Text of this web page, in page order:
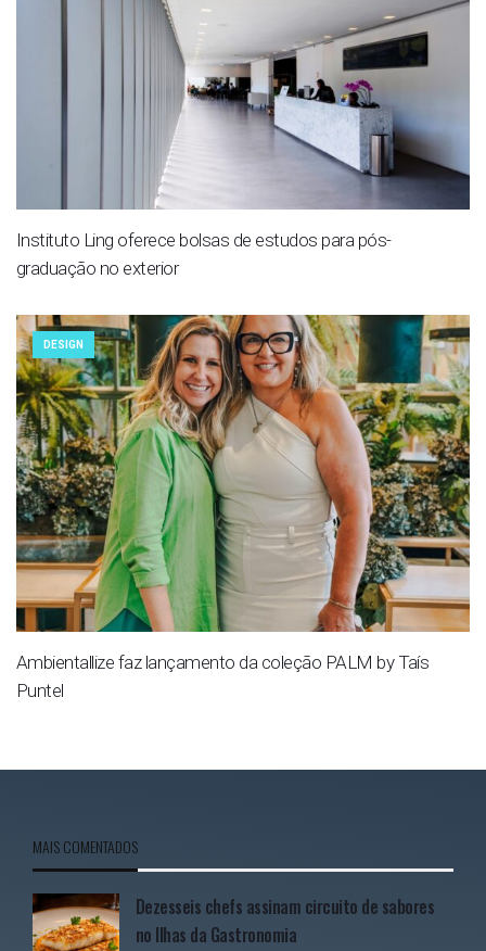
Instituto Ling oferece bolsas de estudos para pós-
graduação no exterior
DESIGN
Ambientallize faz lançamento da coleção PALM by Taís
Puntel
MAIS COMENTADOS
Dezesseis chefs assinam circuito de sabores
no Ilhas da Gastronomia